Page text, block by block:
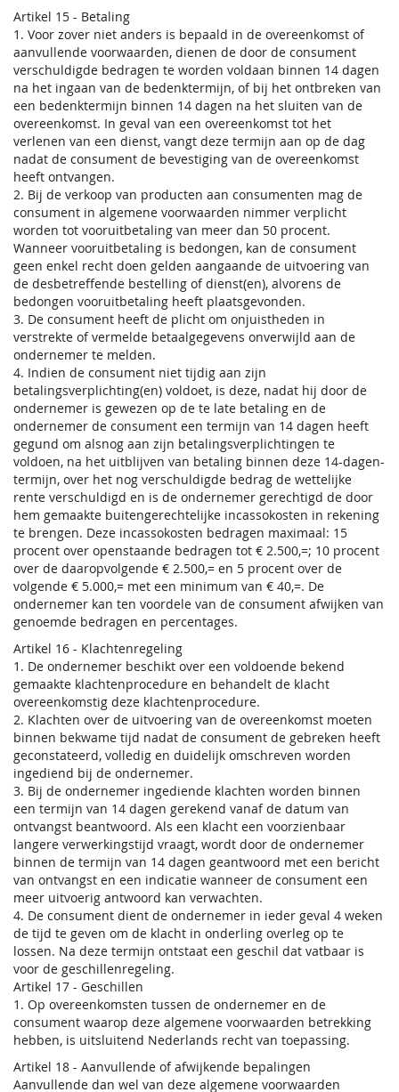
Artikel 15 - Betaling
1. Voor zover niet anders is bepaald in de overeenkomst of
aanvullende voorwaarden, dienen de door de consument
verschuldigde bedragen te worden voldaan binnen 14 dagen
na het ingaan van de bedenktermijn, of bij het ontbreken van
een bedenktermijn binnen 14 dagen na het sluiten van de
overeenkomst. In geval van een overeenkomst tot het
verlenen van een dienst, vangt deze termijn aan op de dag
nadat de consument de bevestiging van de overeenkomst
heeft ontvangen.
2. Bij de verkoop van producten aan consumenten mag de
consument in algemene voorwaarden nimmer verplicht
worden tot vooruitbetaling van meer dan 50 procent.
Wanneer vooruitbetaling is bedongen, kan de consument
geen enkel recht doen gelden aangaande de uitvoering van
de desbetreffende bestelling of dienst(en), alvorens de
bedongen vooruitbetaling heeft plaatsgevonden.
3. De consument heeft de plicht om onjuistheden in
verstrekte of vermelde betaalgegevens onverwijld aan de
ondernemer te melden.
4. Indien de consument niet tijdig aan zijn
betalingsverplichting(en) voldoet, is deze, nadat hij door de
ondernemer is gewezen op de te late betaling en de
ondernemer de consument een termijn van 14 dagen heeft
gegund om alsnog aan zijn betalingsverplichtingen te
voldoen, na het uitblijven van betaling binnen deze 14-dagen-
termijn, over het nog verschuldigde bedrag de wettelijke
rente verschuldigd en is de ondernemer gerechtigd de door
hem gemaakte buitengerechtelijke incassokosten in rekening
te brengen. Deze incassokosten bedragen maximaal: 15
procent over openstaande bedragen tot € 2.500,=; 10 procent
over de daaropvolgende € 2.500,= en 5 procent over de
volgende € 5.000,= met een minimum van € 40,=. De
ondernemer kan ten voordele van de consument afwijken van
genoemde bedragen en percentages.
Artikel 16 - Klachtenregeling
1. De ondernemer beschikt over een voldoende bekend
gemaakte klachtenprocedure en behandelt de klacht
overeenkomstig deze klachtenprocedure.
2. Klachten over de uitvoering van de overeenkomst moeten
binnen bekwame tijd nadat de consument de gebreken heeft
geconstateerd, volledig en duidelijk omschreven worden
ingediend bij de ondernemer.
3. Bij de ondernemer ingediende klachten worden binnen
een termijn van 14 dagen gerekend vanaf de datum van
ontvangst beantwoord. Als een klacht een voorzienbaar
langere verwerkingstijd vraagt, wordt door de ondernemer
binnen de termijn van 14 dagen geantwoord met een bericht
van ontvangst en een indicatie wanneer de consument een
meer uitvoerig antwoord kan verwachten.
4. De consument dient de ondernemer in ieder geval 4 weken
de tijd te geven om de klacht in onderling overleg op te
lossen. Na deze termijn ontstaat een geschil dat vatbaar is
voor de geschillenregeling.
Artikel 17 - Geschillen
1. Op overeenkomsten tussen de ondernemer en de
consument waarop deze algemene voorwaarden betrekking
hebben, is uitsluitend Nederlands recht van toepassing.
Artikel 18 - Aanvullende of afwijkende bepalingen
Aanvullende dan wel van deze algemene voorwaarden